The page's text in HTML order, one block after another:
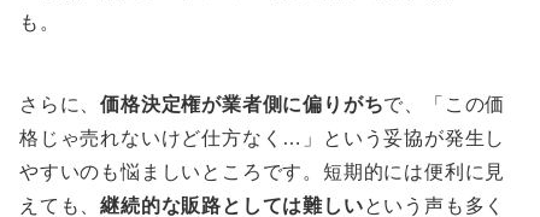
も。
さらに、価格決定権が業者側に偏りがちで、「この価
格じゃ売れないけど仕方なく…」という妥協が発生し
やすいのも悩ましいところです。短期的には便利に見
えても、継続的な販路としては難しいという声も多く